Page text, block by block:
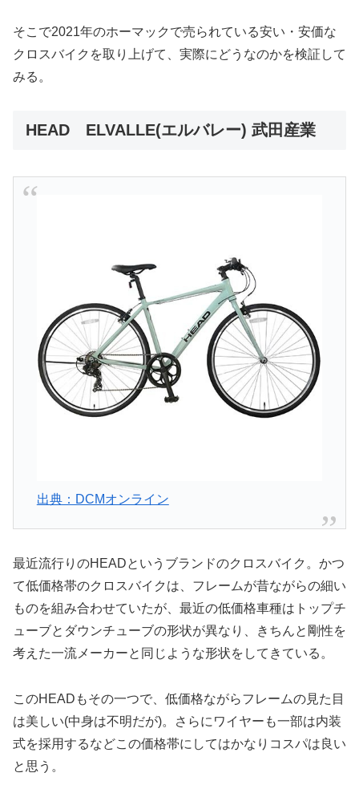
そこで2021年のホーマックで売られている安い・安価な
クロスバイクを取り上げて、実際にどうなのかを検証して
みる。
HEAD ELVALLE(エルバレー) 武田産業
出典：DCMオンライン
最近流行りのHEADというブランドのクロスバイク。かつ
て低価格帯のクロスバイクは、フレームが昔ながらの細い
ものを組み合わせていたが、最近の低価格車種はトップチ
ューブとダウンチューブの形状が異なり、きちんと剛性を
考えた一流メーカーと同じような形状をしてきている。
このHEADもその一つで、低価格ながらフレームの見た目
は美しい(中身は不明だが)。さらにワイヤーも一部は内装
式を採用するなどこの価格帯にしてはかなりコスパは良い
と思う。